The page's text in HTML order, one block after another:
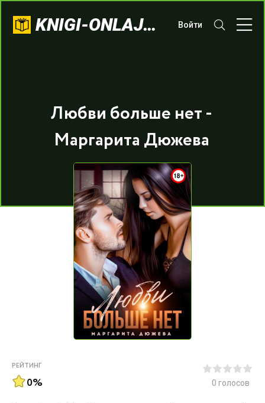
KNIGI-ONLAJN.COM Войти
Любви больше нет -
Маргарита Дюжева
РЕЙТИНГ
0% 0 голосов